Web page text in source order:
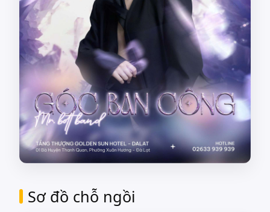
Sơ đồ chỗ ngồi